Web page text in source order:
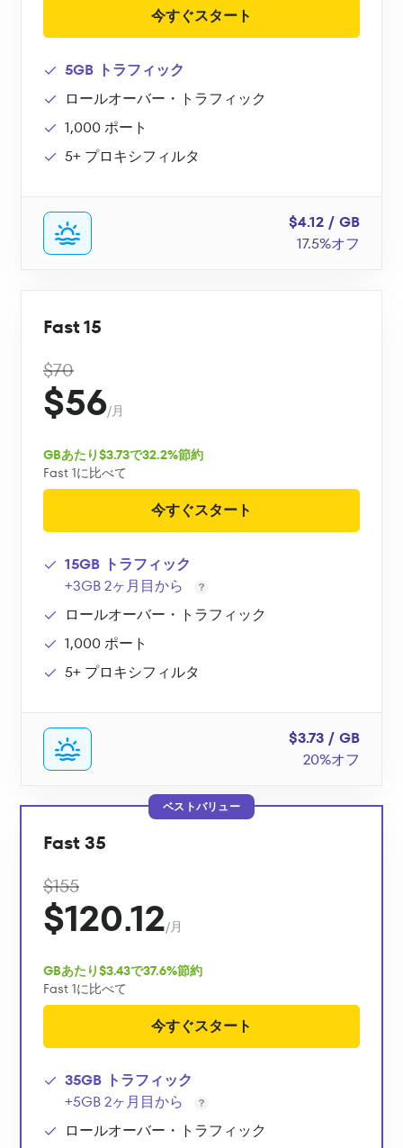
今すぐスタート
5GB トラフィック
ロールオーバー・トラフィック
1,000 ポート
5+ プロキシフィルタ
$4.12 / GB
17.5%オフ
Fast 15
$70
$56/月
GBあたり$3.73で32.2%節約
Fast 1に比べて
今すぐスタート
15GB トラフィック
+3GB 2ヶ月目から
ロールオーバー・トラフィック
1,000 ポート
5+ プロキシフィルタ
$3.73 / GB
20%オフ
ベストバリュー
Fast 35
$155
$120.12/月
GBあたり$3.43で37.6%節約
Fast 1に比べて
今すぐスタート
35GB トラフィック
+5GB 2ヶ月目から
ロールオーバー・トラフィック